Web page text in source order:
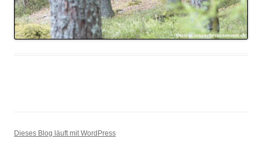
Dieses Blog läuft mit WordPress